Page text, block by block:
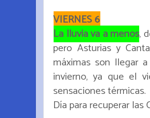
VIERNES 6
La lluvia va a menos,
pero Asturias y
máximas son llegar
invierno, ya que el
sensaciones térmicas.
Día para recuperar las